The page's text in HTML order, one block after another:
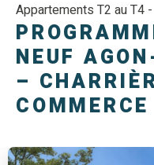
Appartements T2 au T4
NEUF
–
COMMERCE